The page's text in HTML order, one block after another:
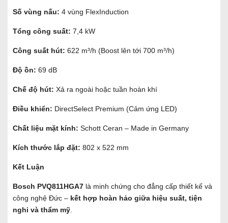
Số vùng nấu: 4 vùng FlexInduction
Tổng công suất: 7,4 kW
Công suất hút: 622 m³/h (Boost lên tới 700 m³/h)
Độ ồn: 69 dB
Chế độ hút: Xả ra ngoài hoặc tuần hoàn khí
Điều khiển: DirectSelect Premium (Cảm ứng LED)
Chất liệu mặt kính: Schott Ceran – Made in Germany
Kích thước lắp đặt: 802 x 522 mm
Kết Luận
Bosch PVQ811HGA7 là minh chứng cho đẳng cấp thiết kế và
công nghệ Đức – kết hợp hoàn hảo giữa hiệu suất, tiện
nghi và thẩm mỹ